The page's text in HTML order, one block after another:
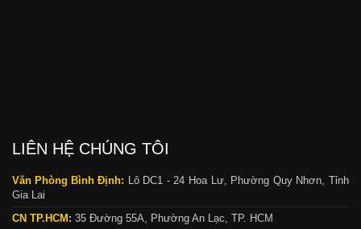
LIÊN HỆ CHÚNG TÔI
Văn Phòng Bình Định: Lô DC1 - 24 Hoa Lư, Phường Quy Nhơn, Tỉnh
Gia Lai
CN TP.HCM: 35 Đường 55A, Phường An Lạc, TP. HCM